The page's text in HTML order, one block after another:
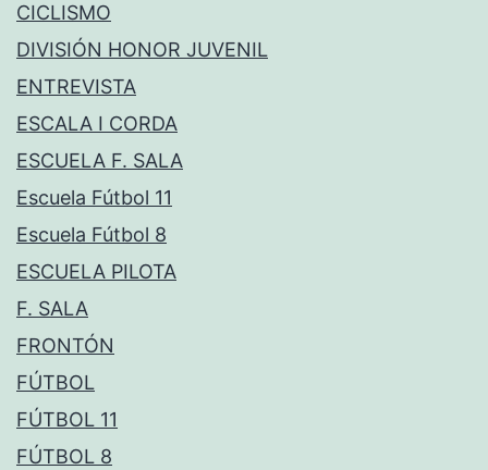
CICLISMO
DIVISIÓN HONOR JUVENIL
ENTREVISTA
ESCALA I CORDA
ESCUELA F. SALA
Escuela Fútbol 11
Escuela Fútbol 8
ESCUELA PILOTA
F. SALA
FRONTÓN
FÚTBOL
FÚTBOL 11
FÚTBOL 8